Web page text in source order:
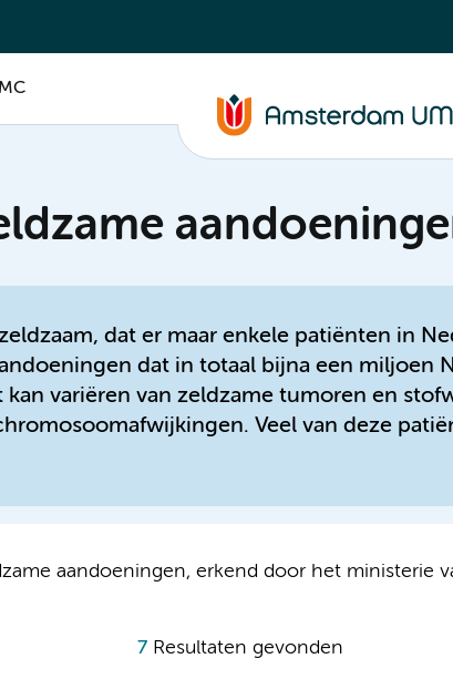
dat er maar enkele patiënten in
dat in totaal bijna een miljoen
variëren van zeldzame tumoren en
Veel van deze
aandoeningen, erkend door het ministerie
7 Resultaten gevonden